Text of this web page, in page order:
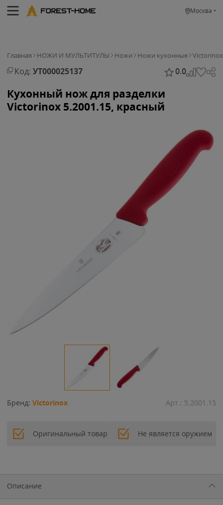
Москва
Главная НОЖИ И МУЛЬТИТУЛЫ Ножи Ножи кухонные Victorinox
Код: УТ000025137 0.0
Кухонный нож для разделки
Victorinox 5.2001.15, красный
Бренд: Victorinox Арт.: 5.2001.15
Оригинальный товар Не является оружием
Описание